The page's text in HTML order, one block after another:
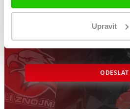
Upravit
Souhlasím se zpracováním
ODESLAT